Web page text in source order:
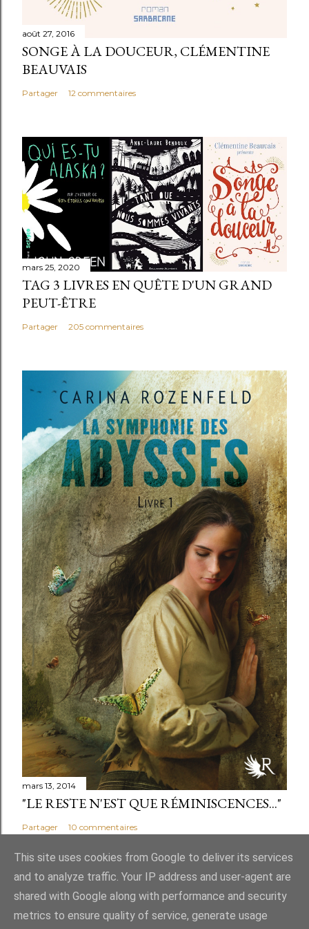
août 27, 2016
SONGE À LA DOUCEUR, CLÉMENTINE
BEAUVAIS
Partager 12 commentaires
mars 25, 2020
TAG 3 LIVRES EN QUÊTE D'UN GRAND
PEUT-ÊTRE
Partager 205 commentaires
mars 13, 2014
"LE RESTE N'EST QUE RÉMINISCENCES..."
Partager 10 commentaires
Fourni par Blogger
This site uses cookies from Google to deliver its services
and to analyze traffic. Your IP address and user-agent are
shared with Google along with performance and security
metrics to ensure quality of service, generate usage